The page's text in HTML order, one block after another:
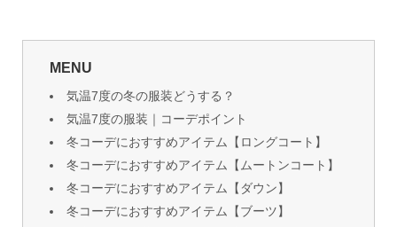
MENU
気温7度の冬の服装どうする？
気温7度の服装｜コーデポイント
冬コーデにおすすめアイテム【ロングコート】
冬コーデにおすすめアイテム【ムートンコート】
冬コーデにおすすめアイテム【ダウン】
冬コーデにおすすめアイテム【ブーツ】